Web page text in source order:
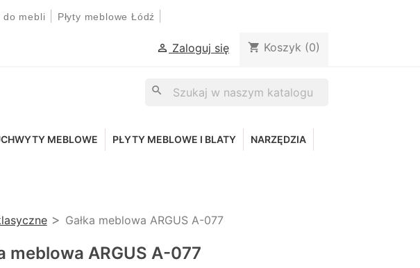
do mebli Płyty meblowe Łódź
 Zaloguj się shopping_cart Koszyk (0)
search
MEBLOWE PŁYTY MEBLOWE I BLATY
NARZĘDZIA
Gałka meblowa ARGUS A-077
meblowa ARGUS A-077